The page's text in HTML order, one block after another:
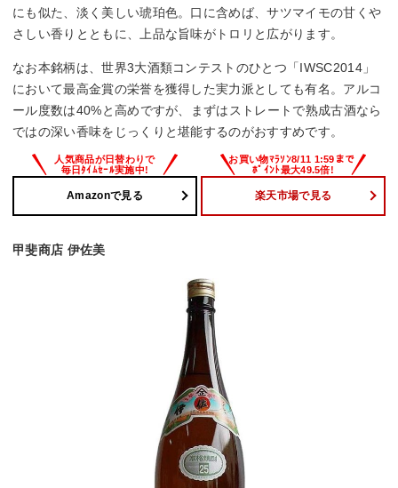
にも似た、淡く美しい琥珀色。口に含めば、サツマイモの甘くや
さしい香りとともに、上品な旨味がトロリと広がります。
なお本銘柄は、世界3大酒類コンテストのひとつ「IWSC2014」
において最高金賞の栄誉を獲得した実力派としても有名。アルコ
ール度数は40%と高めですが、まずはストレートで熟成古酒なら
ではの深い香味をじっくりと堪能するのがおすすめです。
Amazonで見る 楽天市場で見る
甲斐商店 伊佐美